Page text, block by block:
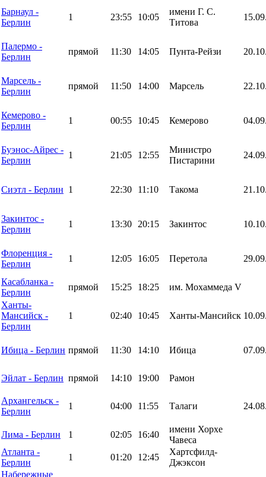
Барнаул -
Берлин
1 23:55 10:05
имени Г. С.
Титова
Палермо -
Берлин
прямой 11:30 14:05 Пунта-Рейзи
Марсель -
Берлин
прямой 11:50 14:00 Марсель
Кемерово -
Берлин
1 00:55 10:45 Кемерово
Буэнос-Айрес -
Берлин
1 21:05 12:55
Министро
Пистарини
Сиэтл - Берлин 1 22:30 11:10 Такома
Закинтос -
Берлин
1 13:30 20:15 Закинтос
Флоренция -
Берлин
1 12:05 16:05 Перетола
Касабланка -
Берлин
прямой 15:25 18:25
им. Мохаммеда V
Ханты-
Мансийск -
Берлин
1 02:40 10:45 Ханты-Мансийск
Ибица - Берлин прямой 11:30 14:10 Ибица
Эйлат - Берлин прямой 14:10 19:00 Рамон
Архангельск -
Берлин
1 04:00 11:55 Талаги
Лима - Берлин 1 02:05 16:40
имени Хорхе
Чавеса
Атланта -
Берлин
1 01:20 12:45
Хартсфилд-
Джэксон
Набережные